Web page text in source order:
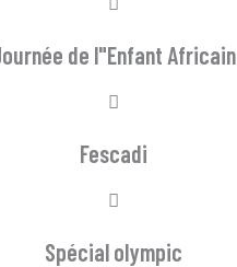
de l"Enfant Africain
Fescadi
Spécial olympic